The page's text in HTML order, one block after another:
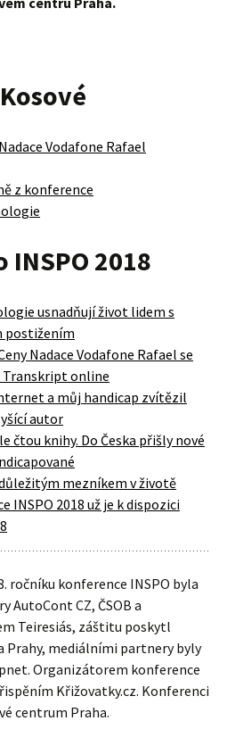
z konference
2018
postižením
Nadace Vodafone Rafael se
a můj handicap zvítězil
autor
čtou knihy. Do Česka přišly nové
mezníkem v životě
INSPO 2018 už je k dispozici
ročníku konference INSPO byla
AutoCont CZ, ČSOB a
Teiresiás, záštitu poskytl
Organizátorem konference
Křižovatky.cz. Konferenci
centrum Praha.